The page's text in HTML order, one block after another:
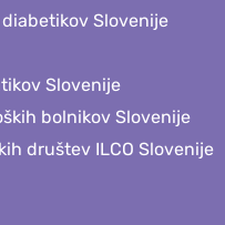
Slovenije
Slovenije
bolnikov Slovenije
društev ILCO Slovenije